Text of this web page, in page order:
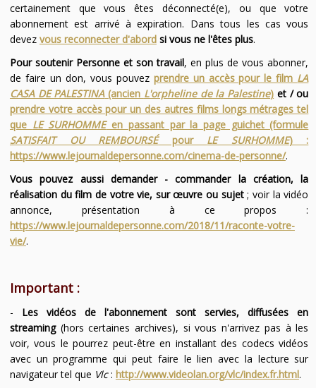
certainement que vous êtes déconnecté(e), ou que votre
abonnement est arrivé à expiration. Dans tous les cas vous
devez vous reconnecter d'abordsi vous ne l'êtes plus.
Pour soutenir Personne et son travail, en plus de vous abonner,
de faire un don, vous pouvez prendre un accès pour le film LA
CASA DE PALESTINA(ancien L'orpheline de la Palestine) et / ou
prendre votre accès pour un des autres films longs métrages tel
que LE SURHOMMEen passant par la page guichet (formule
SATISFAIT OU REMBOURSÉpour LE SURHOMME) :
https://www.lejournaldepersonne.com/cinema-de-personne/.
Vous pouvez aussi demander - commander la création, la
réalisation du film de votre vie, sur œuvre ou sujet; voir la vidéo
annonce, présentation à ce propos :
https://www.lejournaldepersonne.com/2018/11/raconte-votre-
vie/.
Important :
- Les vidéos de l'abonnement sont servies, diffusées en
streaming(hors certaines archives), si vous n'arrivez pas à les
voir, vous le pourrez peut-être en installant des codecs vidéos
avec un programme qui peut faire le lien avec la lecture sur
navigateur tel que Vlc: http://www.videolan.org/vlc/index.fr.html.